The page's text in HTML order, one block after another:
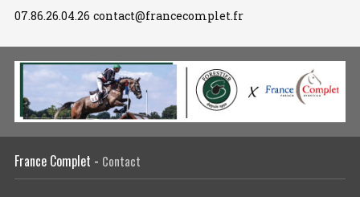
07.86.26.04.26 contact@francecomplet.fr
France Complet - Contact